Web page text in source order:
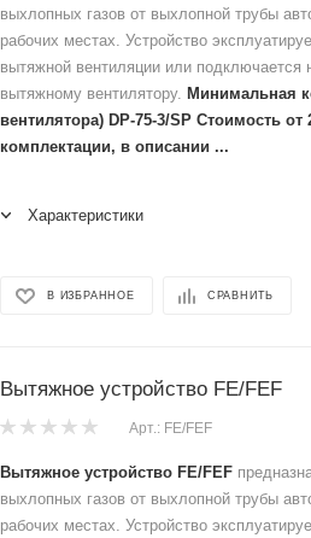
выхлопных газов от выхлопной трубы
рабочих местах. Устройство
вытяжной вентиляции или подключается
вытяжному вентилятору. Минимальная
вентилятора) DP-75-3/SP Стоимость от
комплектации, в описании ...
Характеристики
В ИЗБРАННОЕ СРАВНИТЬ
Вытяжное устройство FE/FEF
Арт.: FE/FEF
Вытяжное устройство FE/FEF
выхлопных газов от выхлопной трубы
рабочих местах. Устройство